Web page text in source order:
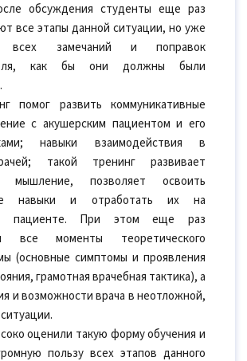
обсуждения студенты еще раз
все этапы данной ситуации, но уже
замечаний и поправок
как бы они должны были
помог развить коммуникативные
с акушерским пациентом и его
навыки взаимодействия в
такой тренинг развивает
мышление, позволяет освоить
навыки и отработать их на
пациенте. При этом еще раз
все моменты теоретического
(основные симптомы и проявления
грамотная врачебная тактика), а
и возможности врача в неотложной,
оценили такую форму обучения и
пользу всех этапов данного